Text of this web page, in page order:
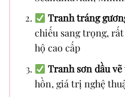
Tranh tráng
chiếu sang trọng,
hộ cao cấp
Tranh sơn dầu vẽ
hồn, giá trị nghệ